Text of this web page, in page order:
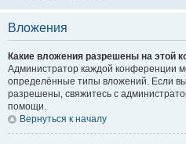
Вложения
Какие вложения разрешены на этой
Администратор каждой конференции
определённые типы вложений. Если
разрешены, свяжитесь с
помощи.
Вернуться к началу